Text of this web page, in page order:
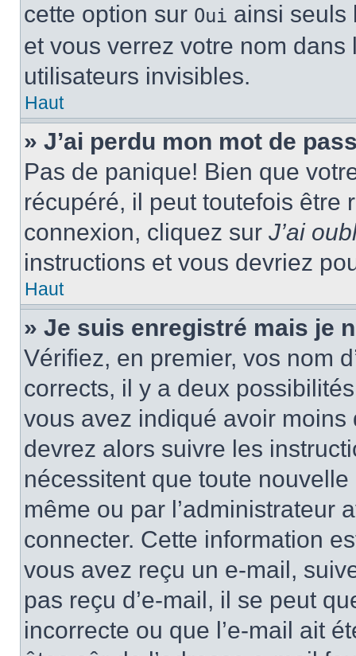
cette option sur Oui ainsi seuls
et vous verrez votre nom
utilisateurs invisibles.
Haut
» J’ai perdu mon mot de
Pas de panique! Bien que
récupéré, il peut toutefois être
connexion, cliquez sur J’ai
instructions et vous devriez
Haut
» Je suis enregistré mais je
Vérifiez, en premier, vos nom
corrects, il y a deux
vous avez indiqué avoir moins
devrez alors suivre les
nécessitent que toute
même ou par l’administrateur
connecter. Cette information
vous avez reçu un e-mail,
pas reçu d’e-mail, il se peut
incorrecte ou que l’e-mail ait